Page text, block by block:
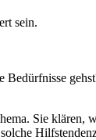
sein.
Sie